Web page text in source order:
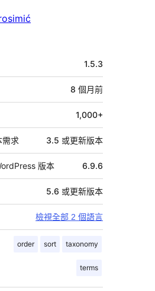
1.5.3
8 個月前
1,000+
需求 3.5 或更新版本
版本 6.9.6
5.6 或更新版本
檢視全部 2 個語言
order sort taxonomy
terms